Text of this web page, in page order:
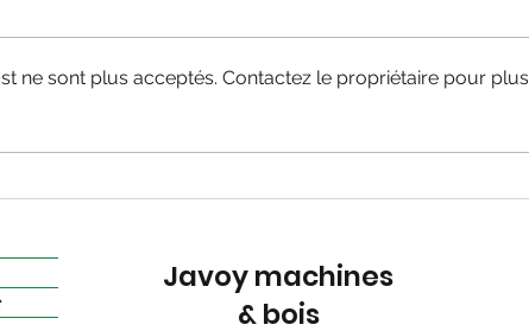
ne sont plus acceptés. Contactez le propriétaire pour plus
Javoy machines
& bois